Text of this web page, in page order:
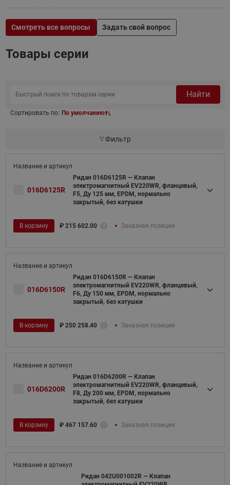
Смотреть все вопросы Задать свой вопрос
Товары серии
Найти
Сортировать по: По умолчанию
Фильтр
016D6125R
Ридан 016D6125R — Клапан
электромагнитный EV220WR, фланцевый,
F5, Ду 125 мм, EPDM, нормально
закрытый, без катушки
В корзину ₽ 215 602.00 Заказная позиция
016D6150R
Ридан 016D6150R — Клапан
электромагнитный EV220WR, фланцевый,
F6, Ду 150 мм, EPDM, нормально
закрытый, без катушки
В корзину ₽ 250 258.40 Заказная позиция
016D6200R
Ридан 016D6200R — Клапан
электромагнитный EV220WR, фланцевый,
F8, Ду 200 мм, EPDM, нормально
закрытый, без катушки
В корзину ₽ 467 157.60 Заказная позиция
Ридан 042U001002R — Клапан